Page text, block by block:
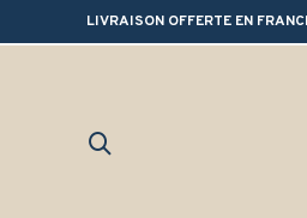
LIVRAISON OFFERTE EN